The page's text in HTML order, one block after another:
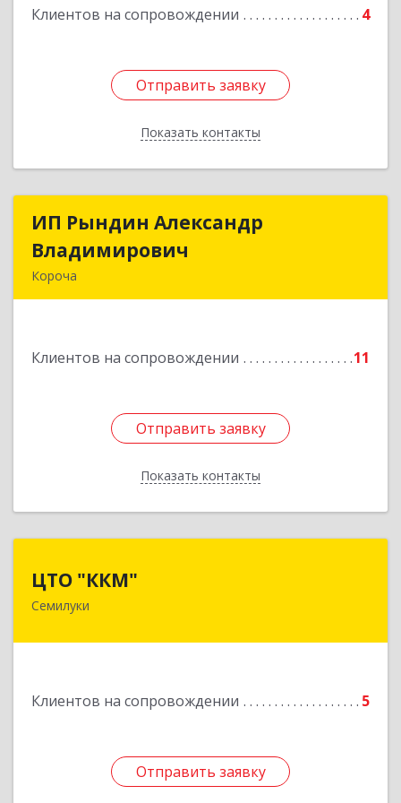
Клиентов на сопровождении 4
Отправить заявку
Показать контакты
Отправить заявку
Назад
ИП Рындин Александр
Владимирович
Короча
Клиентов на сопровождении 11
Отправить заявку
Показать контакты
ИП Рындин Александр
Подробнее
Отправить заявку
Назад
ЦТО "ККМ"
Семилуки
Клиентов на сопровождении 5
Отправить заявку
Отправить заявку